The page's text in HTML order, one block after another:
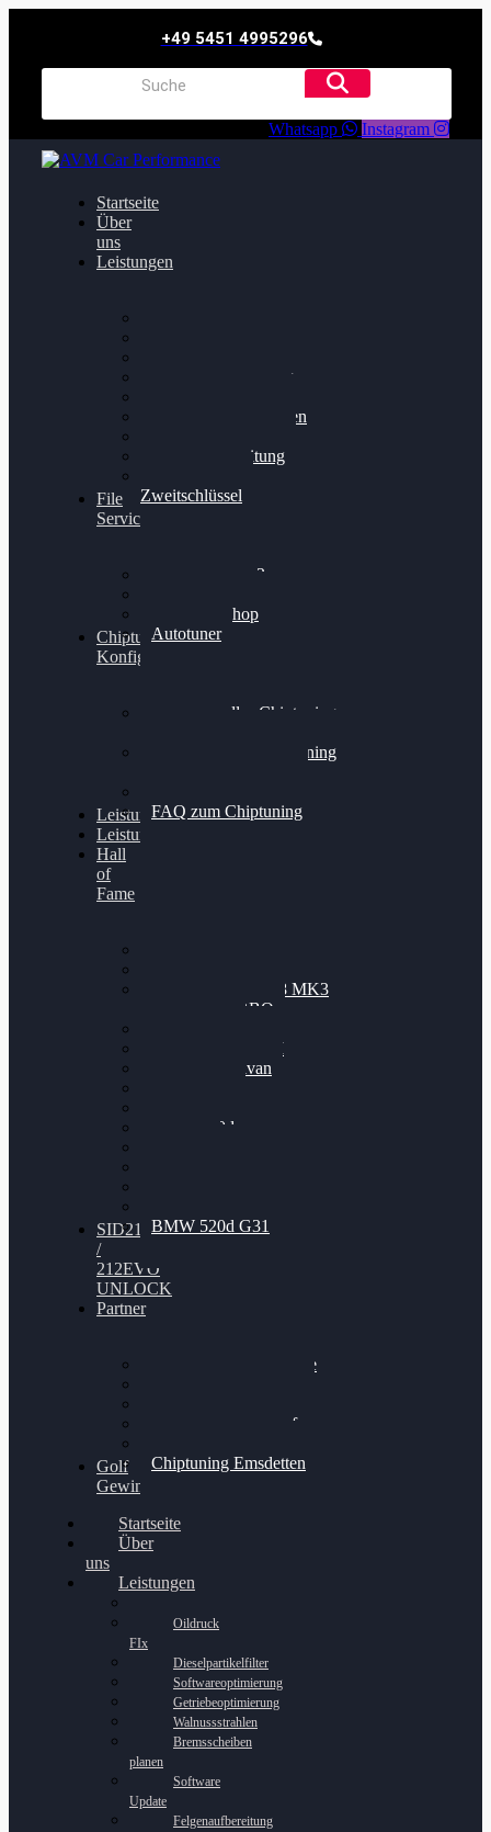
+49 5451 4995296
Whatsapp Instagram
Startseite
Über
uns
Leistungen
Getriebeoptimierung
Bremsscheiben planen
Felgenaufbereitung
Zweitschlüssel
File
Service
Alientech Kess3
Alientech Shop
Autotuner
Chiptuning
Konfigurator
Professionelles Chiptuning
Professionelles Chiptuning
FAQ zum Chiptuning
Leistungsmessung
Leistungsprüfstand
Hall
of
Fame
Nissan GT-R35 3.8 MK3
V6 TWINTURBO
VW Passat 2.0TDI
VW T6 Multivan
BMW 120d
BMW 520d G31
SID212
/
212EVO
UNLOCK
Partner
Bilgenroth Performance
Chiptuning Schüttorf
Chiptuning Emsdetten
Golf
Gewinnspiel
Startseite
Über
uns
Leistungen
Oildruck
FIx
Dieselpartikelfilter
Softwareoptimierung
Getriebeoptimierung
Walnussstrahlen
Bremsscheiben
planen
Software
Update
Felgenaufbereitung